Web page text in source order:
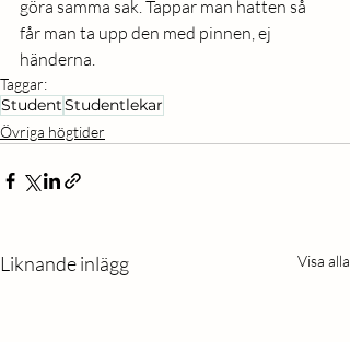
göra samma sak. Tappar man hatten så
får man ta upp den med pinnen, ej
händerna.
Taggar:
StudentStudentlekar
Övriga högtider
Liknande inlägg Visa alla